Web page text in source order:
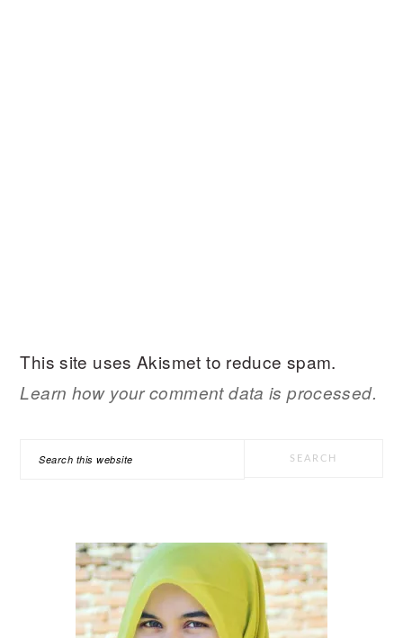
This site uses Akismet to reduce spam.
Learn how your comment data is processed.
Search